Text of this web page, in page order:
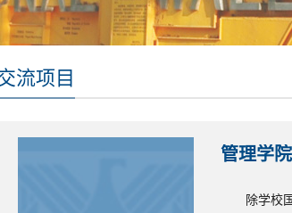
流项目
管理学
除学校